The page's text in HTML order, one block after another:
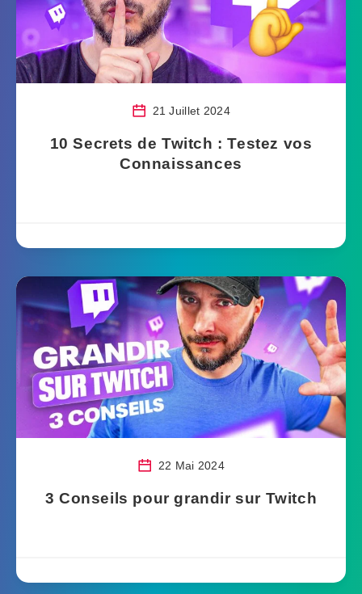
21 Juillet 2024
10 Secrets de Twitch : Testez vos
Connaissances
22 Mai 2024
3 Conseils pour grandir sur Twitch